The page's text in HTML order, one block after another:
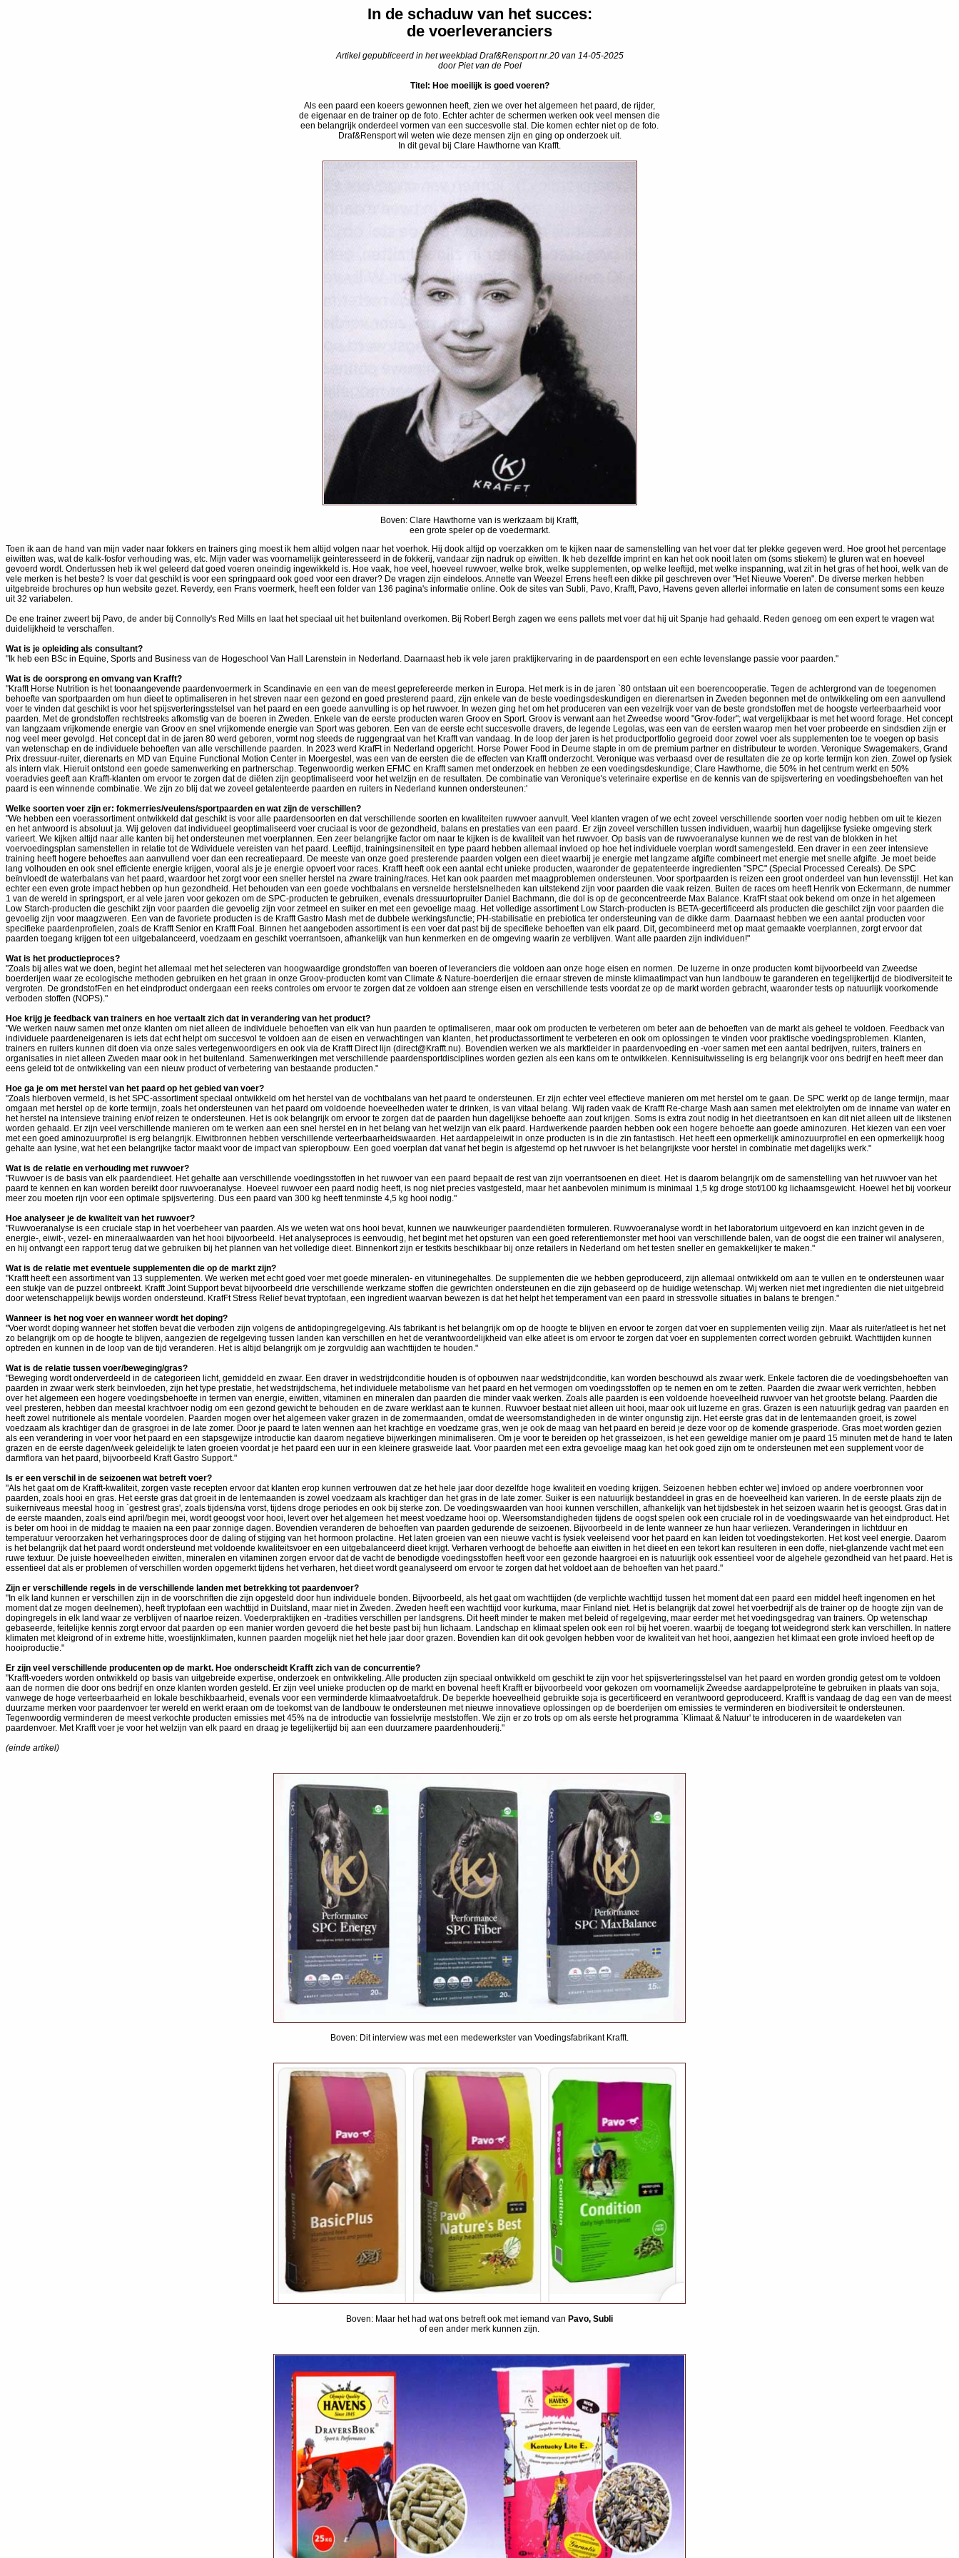
In de schaduw van het succes:
de voerleveranciers
Artikel gepubliceerd in het weekblad Draf&Rensport nr.20 van 14-05-2025
door Piet van de Poel
Titel: Hoe moeilijk is goed voeren?
Als een paard een koeers gewonnen heeft, zien we over het algemeen het paard, de rijder,
de eigenaar en de trainer op de foto. Echter achter de schermen werken ook veel mensen die
een belangrijk onderdeel vormen van een succesvolle stal. Die komen echter niet op de foto.
Draf&Rensport wil weten wie deze mensen zijn en ging op onderzoek uit.
In dit geval bij Clare Hawthorne van Krafft.
Boven: Clare Hawthorne van is werkzaam bij Krafft,
een grote speler op de voedermarkt.
Toen ik aan de hand van mijn vader naar fokkers en trainers ging moest ik hem altijd volgen naar het voerhok. Hij dook altijd op voerzakken om te kijken naar de samenstelling van het voer dat ter plekke gegeven werd. Hoe groot het percentage
eiwitten was, wat de kalk-fosfor verhouding was, etc. Mijn vader was voornamelijk geinteresseerd in de fokkerij, vandaar zijn nadruk op eiwitten. Ik heb dezelfde imprint en kan het ook nooit laten om (soms stiekem) te gluren wat en hoeveel
gevoerd wordt. Ondertussen heb ik wel geleerd dat goed voeren oneindig ingewikkeld is. Hoe vaak, hoe veel, hoeveel ruwvoer, welke brok, welke supplementen, op welke leeftijd, met welke inspanning, wat zit in het gras of het hooi, welk van de
vele merken is het beste? Is voer dat geschikt is voor een springpaard ook goed voor een draver? De vragen zijn eindeloos. Annette van Weezel Errens heeft een dikke pil geschreven over "Het Nieuwe Voeren". De diverse merken hebben
uitgebreide brochures op hun website gezet. Reverdy, een Frans voermerk, heeft een folder van 136 pagina's informatie online. Ook de sites van Subli, Pavo, Krafft, Pavo, Havens geven allerlei informatie en laten de consument soms een keuze
uit 32 variabelen.
De ene trainer zweert bij Pavo, de ander bij Connolly's Red Mills en laat het speciaal uit het buitenland overkomen. Bij Robert Bergh zagen we eens pallets met voer dat hij uit Spanje had gehaald. Reden genoeg om een expert te vragen wat
duidelijkheid te verschaffen.
Wat is je opleiding als consultant?
"Ik heb een BSc in Equine, Sports and Business van de Hogeschool Van Hall Larenstein in Nederland. Daarnaast heb ik vele jaren praktijkervaring in de paardensport en een echte levenslange passie voor paarden."
Wat is de oorsprong en omvang van Krafft?
"Krafft Horse Nutrition is het toonaangevende paardenvoermerk in Scandinavie en een van de meest geprefereerde merken in Europa. Het merk is in de jaren `80 ontstaan uit een boerencooperatie. Tegen de achtergrond van de toegenomen
behoefte van sportpaarden om hun dieet te optimaliseren in het streven naar een gezond en goed presterend paard, zijn enkele van de beste voedingsdeskundigen en dierenartsen in Zweden begonnen met de ontwikkeling om een aanvullend
voer te vinden dat geschikt is voor het spijsverteringsstelsel van het paard en een goede aanvulling is op het ruwvoer. In wezen ging het om het produceren van een vezelrijk voer van de beste grondstoffen met de hoogste verteerbaarheid voor
paarden. Met de grondstoffen rechtstreeks afkomstig van de boeren in Zweden. Enkele van de eerste producten waren Groov en Sport. Groov is verwant aan het Zweedse woord "Grov-foder"; wat vergelijkbaar is met het woord forage. Het concept
van langzaam vrijkomende energie van Groov en snel vrijkomende energie van Sport was geboren. Een van de eerste echt succesvolle dravers, de legende Legolas, was een van de eersten waarop men het voer probeerde en sindsdien zijn er
nog veel meer gevolgd. Het concept dat in de jaren 80 werd geboren, vormt nog steeds de ruggengraat van het Krafft van vandaag. In de loop der jaren is het productportfolio gegroeid door zowel voer als supplementen toe te voegen op basis
van wetenschap en de individuele behoeften van alle verschillende paarden. In 2023 werd KrafFt in Nederland opgericht. Horse Power Food in Deurne stapte in om de premium partner en distributeur te worden. Veronique Swagemakers, Grand
Prix dressuur-ruiter, dierenarts en MD van Equine Functional Motion Center in Moergestel, was een van de eersten die de effecten van Krafft onderzocht. Veronique was verbaasd over de resultaten die ze op korte termijn kon zien. Zowel op fysiek
als intern vlak. Hieruit ontstond een goede samenwerking en partnerschap. Tegenwoordig werken EFMC en Krafft samen met onderzoek en hebben ze een voedingsdeskundige; Clare Hawthorne, die 50% in het centrum werkt en 50%
voeradvies geeft aan Krafft-klanten om ervoor te zorgen dat de diëten zijn geoptimaliseerd voor het welzijn en de resultaten. De combinatie van Veronique's veterinaire expertise en de kennis van de spijsvertering en voedingsbehoeften van het
paard is een winnende combinatie. We zijn zo blij dat we zoveel getalenteerde paarden en ruiters in Nederland kunnen ondersteunen:'
Welke soorten voer zijn er: fokmerries/veulens/sportpaarden en wat zijn de verschillen?
"We hebben een voerassortiment ontwikkeld dat geschikt is voor alle paardensoorten en dat verschillende soorten en kwaliteiten ruwvoer aanvult. Veel klanten vragen of we echt zoveel verschillende soorten voer nodig hebben om uit te kiezen
en het antwoord is absoluut ja. Wij geloven dat individueel geoptimaliseerd voer cruciaal is voor de gezondheid, balans en prestaties van een paard. Er zijn zoveel verschillen tussen individuen, waarbij hun dagelijkse fysieke omgeving sterk
varieert. We kijken altijd naar alle kanten bij het ondersteunen met voerplannen. Een zeer belangrijke factor om naar te kijken is de kwaliteit van het ruwvoer. Op basis van de ruwvoeranalyse kunnen we de rest van de blokken in het
voervoedingsplan samenstellen in relatie tot de Wdividuele vereisten van het paard. Leeftijd, trainingsinensiteit en type paard hebben allemaal invloed op hoe het individuele voerplan wordt samengesteld. Een draver in een zeer intensieve
training heeft hogere behoeftes aan aanvullend voer dan een recreatiepaard. De meeste van onze goed presterende paarden volgen een dieet waarbij je energie met langzame afgifte combineert met energie met snelle afgifte. Je moet beide
lang volhouden en ook snel efficiente energie krijgen, vooral als je je energie opvoert voor races. Krafft heeft ook een aantal echt unieke producten, waaronder de gepatenteerde ingredienten "SPC" (Special Processed Cereals). De SPC
beïnvloedt de waterbalans van het paard, waardoor het zorgt voor een sneller herstel na zware training/races. Het kan ook paarden met maagproblemen ondersteunen. Voor sportpaarden is reizen een groot onderdeel van hun levensstijl. Het kan
echter een even grote impact hebben op hun gezondheid. Het behouden van een goede vochtbalans en versnelde herstelsnelheden kan uitstekend zijn voor paarden die vaak reizen. Buiten de races om heeft Henrik von Eckermann, de nummer
1 van de wereld in springsport, er al vele jaren voor gekozen om de SPC-producten te gebruiken, evenals dressuurtopruiter Daniel Bachmann, die dol is op de geconcentreerde Max Balance. KrafFt staat ook bekend om onze in het algemeen
Low Starch-producten die geschikt zijn voor paarden die gevoelig zijn voor zetmeel en suiker en met een gevoelige maag. Het volledige assortiment Low Starch-producten is BETA-gecertificeerd als producten die geschilct zijn voor paarden die
gevoelig zijn voor maagzweren. Een van de favoriete producten is de Krafft Gastro Mash met de dubbele werkingsfunctie; PH-stabilisatie en prebiotica ter ondersteuning van de dikke darm. Daarnaast hebben we een aantal producten voor
specifieke paardenprofielen, zoals de Krafft Senior en Krafft Foal. Binnen het aangeboden assortiment is een voer dat past bij de specifieke behoeften van elk paard. Dit, gecombineerd met op maat gemaakte voerplannen, zorgt ervoor dat
paarden toegang krijgen tot een uitgebalanceerd, voedzaam en geschikt voerrantsoen, afhankelijk van hun kenmerken en de omgeving waarin ze verblijven. Want alle paarden zijn individuen!"
Wat is het productieproces?
"Zoals bij alles wat we doen, begint het allemaal met het selecteren van hoogwaardige grondstoffen van boeren of leveranciers die voldoen aan onze hoge eisen en normen. De luzerne in onze producten komt bijvoorbeeld van Zweedse
boerderijen waar ze ecologische methoden gebruiken en het graan in onze Groov-producten komt van Climate & Nature-boerderijen die ernaar streven de minste klimaatimpact van hun landbouw te garanderen en tegelijkertijd de biodiversiteit te
vergroten. De grondstofFen en het eindproduct ondergaan een reeks controles om ervoor te zorgen dat ze voldoen aan strenge eisen en verschillende tests voordat ze op de markt worden gebracht, waaronder tests op natuurlijk voorkomende
verboden stoffen (NOPS)."
Hoe krijg je feedback van trainers en hoe vertaalt zich dat in verandering van het product?
"We werken nauw samen met onze klanten om niet alleen de individuele behoeften van elk van hun paarden te optimaliseren, maar ook om producten te verbeteren om beter aan de behoeften van de markt als geheel te voldoen. Feedback van
individuele paardeneigenaren is iets dat echt helpt om succesvol te voldoen aan de eisen en verwachtingen van klanten, het productassortiment te verbeteren en ook om oplossingen te vinden voor praktische voedingsproblemen. Klanten,
trainers en ruiters kunnen dit doen via onze sales vertegenwoordigers en ook via de Krafft Direct lijn (direct@Krafft.nu). Bovendien werken we als marktleider in paardenvoeding en -voer samen met een aantal bedrijven, ruiters, trainers en
organisaties in niet alleen Zweden maar ook in het buitenland. Samenwerkingen met verschillende paardensportdisciplines worden gezien als een kans om te ontwikkelen. Kennisuitwisseling is erg belangrijk voor ons bedrijf en heeft meer dan
eens geleid tot de ontwikkeling van een nieuw product of verbetering van bestaande producten."
Hoe ga je om met herstel van het paard op het gebied van voer?
"Zoals hierboven vermeld, is het SPC-assortiment speciaal ontwikkeld om het herstel van de vochtbalans van het paard te ondersteunen. Er zijn echter veel effectieve manieren om met herstel om te gaan. De SPC werkt op de lange termijn, maar
omgaan met herstel op de korte termijn, zoals het ondersteunen van het paard om voldoende hoeveelheden water te drinken, is van vitaal belang. Wij raden vaak de Krafft Re-charge Mash aan samen met elektrolyten om de inname van water en
het herstel na intensieve training en/of reizen te ondersteunen. Het is ook belangrijk om ervoor te zorgen dat de paarden hun dagelijkse behoefte aan zout krijgen. Soms is extra zout nodig in het dieetrantsoen en kan dit niet alleen uit de likstenen
worden gehaald. Er zijn veel verschillende manieren om te werken aan een snel herstel en in het belang van het welzijn van elk paard. Hardwerkende paarden hebben ook een hogere behoefte aan goede aminozuren. Het kiezen van een voer
met een goed aminozuurprofiel is erg belangrijk. Eiwitbronnen hebben verschillende verteerbaarheidswaarden. Het aardappeleiwit in onze producten is in die zin fantastisch. Het heeft een opmerkelijk aminozuurprofiel en een opmerkelijk hoog
gehalte aan lysine, wat het een belangrijke factor maakt voor de impact van spieropbouw. Een goed voerplan dat vanaf het begin is afgestemd op het ruwvoer is het belangrijkste voor herstel in combinatie met dagelijks werk."
Wat is de relatie en verhouding met ruwvoer?
"Ruwvoer is de basis van elk paardendieet. Het gehalte aan verschillende voedingsstoffen in het ruwvoer van een paard bepaalt de rest van zijn voerrantsoenen en dieet. Het is daarom belangrijk om de samenstelling van het ruwvoer van het
paard te kennen en kan worden bereikt door ruwvoeranalyse. Hoeveel ruwvoer een paard nodig heeft, is nog niet precies vastgesteld, maar het aanbevolen minimum is minimaal 1,5 kg droge stof/100 kg lichaamsgewicht. Hoewel het bij voorkeur
meer zou moeten rijn voor een optimale spijsvertering. Dus een paard van 300 kg heeft tenminste 4,5 kg hooi nodig."
Hoe analyseer je de kwaliteit van het ruwvoer?
"Ruwvoeranalyse is een cruciale stap in het voerbeheer van paarden. Als we weten wat ons hooi bevat, kunnen we nauwkeuriger paardendiëten formuleren. Ruwvoeranalyse wordt in het laboratorium uitgevoerd en kan inzicht geven in de
energie-, eiwit-, vezel- en mineraalwaarden van het hooi bijvoorbeeld. Het analyseproces is eenvoudig, het begint met het opsturen van een goed referentiemonster met hooi van verschillende balen, van de oogst die een trainer wil analyseren,
en hij ontvangt een rapport terug dat we gebruiken bij het plannen van het volledige dieet. Binnenkort zijn er testkits beschikbaar bij onze retailers in Nederland om het testen sneller en gemakkelijker te maken."
Wat is de relatie met eventuele supplementen die op de markt zijn?
"Krafft heeft een assortiment van 13 supplementen. We werken met echt goed voer met goede mineralen- en vituninegehaltes. De supplementen die we hebben geproduceerd, zijn allemaal ontwikkeld om aan te vullen en te ondersteunen waar
een stukje van de puzzel ontbreekt. Krafft Joint Support bevat bijvoorbeeld drie verschillende werkzame stoffen die gewrichten ondersteunen en die zijn gebaseerd op de huidige wetenschap. Wij werken niet met ingredienten die niet uitgebreid
door wetenschappelijk bewijs worden ondersteund. KrafFt Stress Relief bevat tryptofaan, een ingredient waarvan bewezen is dat het helpt het temperament van een paard in stressvolle situaties in balans te brengen."
Wanneer is het nog voer en wanneer wordt het doping?
"Voer wordt doping wanneer het stoffen bevat die verboden zijn volgens de antidopingregelgeving. Als fabrikant is het belangrijk om op de hoogte te blijven en ervoor te zorgen dat voer en supplementen veilig zijn. Maar als ruiter/atleet is het net
zo belangrijk om op de hoogte te blijven, aangezien de regelgeving tussen landen kan verschillen en het de verantwoordelijkheid van elke atleet is om ervoor te zorgen dat voer en supplementen correct worden gebruikt. Wachttijden kunnen
optreden en kunnen in de loop van de tijd veranderen. Het is altijd belangrijk om je zorgvuldig aan wachttijden te houden."
Wat is de relatie tussen voer/beweging/gras?
"Beweging wordt onderverdeeld in de categorieen licht, gemiddeld en zwaar. Een draver in wedstrijdconditie houden is of opbouwen naar wedstrijdconditie, kan worden beschouwd als zwaar werk. Enkele factoren die de voedingsbehoeften van
paarden in zwaar werk sterk beinvloeden, zijn het type prestatie, het wedstrijdschema, het individuele metabolisme van het paard en het vermogen om voedingsstoffen op te nemen en om te zetten. Paarden die zwaar werk verrichten, hebben
over het algemeen een hogere voedingsbehoefte in termen van energie, eiwitten, vitaminen en mineralen dan paarden die minder vaak werken. Zoals alle paarden is een voldoende hoeveelheid ruwvoer van het grootste belang. Paarden die
veel presteren, hebben dan meestal krachtvoer nodig om een gezond gewicht te behouden en de zware werklast aan te kunnen. Ruwvoer bestaat niet alleen uit hooi, maar ook uit luzerne en gras. Grazen is een natuurlijk gedrag van paarden en
heeft zowel nutritionele als mentale voordelen. Paarden mogen over het algemeen vaker grazen in de zomermaanden, omdat de weersomstandigheden in de winter ongunstig zijn. Het eerste gras dat in de lentemaanden groeit, is zowel
voedzaam als krachtiger dan de grasgroei in de late zomer. Door je paard te laten wennen aan het krachtige en voedzame gras, wen je ook de maag van het paard en bereid je deze voor op de komende grasperiode. Gras moet worden gezien
als een verandering in voer voor het paard en een stapsgewijze introductie kan daarom negatieve bijwerkingen minimaliseren. Om je voor te bereiden op het grasseizoen, is het een geweldige manier om je paard 15 minuten met de hand te laten
grazen en de eerste dagen/week geleidelijk te laten groeien voordat je het paard een uur in een kleinere grasweide laat. Voor paarden met een extra gevoelige maag kan het ook goed zijn om te ondersteunen met een supplement voor de
darmflora van het paard, bijvoorbeeld Kraft Gastro Support."
Is er een verschil in de seizoenen wat betreft voer?
"Als het gaat om de Krafft-kwaliteit, zorgen vaste recepten ervoor dat klanten erop kunnen vertrouwen dat ze het hele jaar door dezelfde hoge kwaliteit en voeding krijgen. Seizoenen hebben echter we] invloed op andere voerbronnen voor
paarden, zoals hooi en gras. Het eerste gras dat groeit in de lentemaanden is zowel voedzaam als krachtiger dan het gras in de late zomer. Suiker is een natuurlijk bestanddeel in gras en de hoeveelheid kan varieren. In de eerste plaats zijn de
suikerniveaus meestal hoog in `gestrest gras', zoals tijdens/na vorst, tijdens droge periodes en ook bij sterke zon. De voedingswaarden van hooi kunnen verschillen, afhankelijk van het tijdsbestek in het seizoen waarin het is geoogst. Gras dat in
de eerste maanden, zoals eind april/begin mei, wordt geoogst voor hooi, levert over het algemeen het meest voedzame hooi op. Weersomstandigheden tijdens de oogst spelen ook een cruciale rol in de voedingswaarde van het eindproduct. Het
is beter om hooi in de middag te maaien na een paar zonnige dagen. Bovendien veranderen de behoeften van paarden gedurende de seizoenen. Bijvoorbeeld in de lente wanneer ze hun haar verliezen. Veranderingen in lichtduur en
temperatuur veroorzaken het verharingsproces door de daling of stijging van het hormoon prolactine. Het laten groeien van een nieuwe vacht is fysiek veeleisend voor het paard en kan leiden tot voedingstekorten. Het kost veel energie. Daarom
is het belangrijk dat het paard wordt ondersteund met voldoende kwaliteitsvoer en een uitgebalanceerd dieet krijgt. Verharen verhoogt de behoefte aan eiwitten in het dieet en een tekort kan resulteren in een doffe, niet-glanzende vacht met een
ruwe textuur. De juiste hoeveelheden eiwitten, mineralen en vitaminen zorgen ervoor dat de vacht de benodigde voedingsstoffen heeft voor een gezonde haargroei en is natuurlijk ook essentieel voor de algehele gezondheid van het paard. Het is
essentieel dat als er problemen of verschillen worden opgemerkt tijdens het verharen, het dieet wordt geanalyseerd om ervoor te zorgen dat het voldoet aan de behoeften van het paard."
Zijn er verschillende regels in de verschillende landen met betrekking tot paardenvoer?
"In elk land kunnen er verschillen zijn in de voorschriften die zijn opgesteld door hun individuele bonden. Bijvoorbeeld, als het gaat om wachttijden (de verplichte wachttijd tussen het moment dat een paard een middel heeft ingenomen en het
moment dat ze mogen deelnemen), heeft tryptofaan een wachttijd in Duitsland, maar niet in Zweden. Zweden heeft een wachttijd voor kurkuma, maar Finland niet. Het is belangrijk dat zowel het voerbedrijf als de trainer op de hoogte zijn van de
dopingregels in elk land waar ze verblijven of naartoe reizen. Voederpraktijken en -tradities verschillen per landsgrens. Dit heeft minder te maken met beleid of regelgeving, maar eerder met het voedingsgedrag van trainers. Op wetenschap
gebaseerde, feitelijke kennis zorgt ervoor dat paarden op een manier worden gevoerd die het beste past bij hun lichaam. Landschap en klimaat spelen ook een rol bij het voeren. waarbij de toegang tot weidegrond sterk kan verschillen. In nattere
klimaten met kleigrond of in extreme hitte, woestijnklimaten, kunnen paarden mogelijk niet het hele jaar door grazen. Bovendien kan dit ook gevolgen hebben voor de kwaliteit van het hooi, aangezien het klimaat een grote invloed heeft op de
hooiproductie."
Er zijn veel verschillende producenten op de markt. Hoe onderscheidt Krafft zich van de concurrentie?
"Krafft-voeders worden ontwikkeld op basis van uitgebreide expertise, onderzoek en ontwikkeling. Alle producten zijn speciaal ontwikkeld om geschikt te zijn voor het spijsverteringsstelsel van het paard en worden grondig getest om te voldoen
aan de normen die door ons bedrijf en onze klanten worden gesteld. Er zijn veel unieke producten op de markt en bovenal heeft Krafft er bijvoorbeeld voor gekozen om voornamelijk Zweedse aardappelproteïne te gebruiken in plaats van soja,
vanwege de hoge verteerbaarheid en lokale beschikbaarheid, evenals voor een verminderde klimaatvoetafdruk. De beperkte hoeveelheid gebruikte soja is gecertificeerd en verantwoord geproduceerd. Krafft is vandaag de dag een van de meest
duurzame merken voor paardenvoer ter wereld en werkt eraan om de toekomst van de landbouw te ondersteunen met nieuwe innovatieve oplossingen op de boerderijen om emissies te verminderen en biodiversiteit te ondersteunen.
Tegenwoordig verminderen de meest verkochte producten emissies met 45% na de introductie van fossielvrije meststoffen. We zijn er zo trots op om als eerste het programma `Klimaat & Natuur' te introduceren in de waardeketen van
paardenvoer. Met Krafft voer je voor het welzijn van elk paard en draag je tegelijkertijd bij aan een duurzamere paardenhouderij."
(einde artikel)
Boven: Dit interview was met een medewerkster van Voedingsfabrikant Krafft.
Boven: Maar het had wat ons betreft ook met iemand van Pavo, Subli
of een ander merk kunnen zijn.